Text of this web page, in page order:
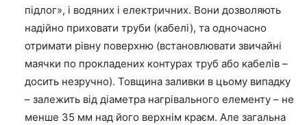
підлог», і водяних і електричних. Вони дозволяють
надійно приховати труби (кабелі), та одночасно
отримати рівну поверхню (встановлювати звичайні
маячки по прокладених контурах труб або кабелів –
досить незручно). Товщина заливки в цьому випадку
– залежить від діаметра нагрівального елементу – не
менше 35 мм над його верхнім краєм. Але загальна